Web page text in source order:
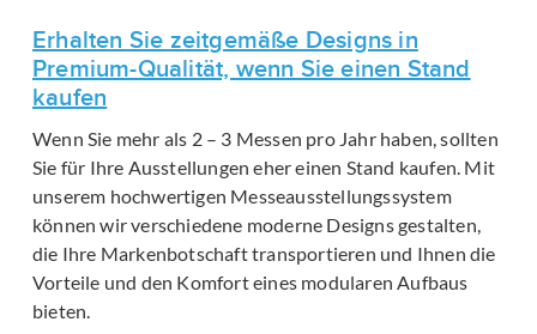
Erhalten Sie zeitgemäße Designs in
Premium-Qualität, wenn Sie einen Stand
kaufen
Wenn Sie mehr als 2 – 3 Messen pro Jahr haben, sollten
Sie für Ihre Ausstellungen eher einen Stand kaufen. Mit
unserem hochwertigen Messeausstellungssystem
können wir verschiedene moderne Designs gestalten,
die Ihre Markenbotschaft transportieren und Ihnen die
Vorteile und den Komfort eines modularen Aufbaus
bieten.